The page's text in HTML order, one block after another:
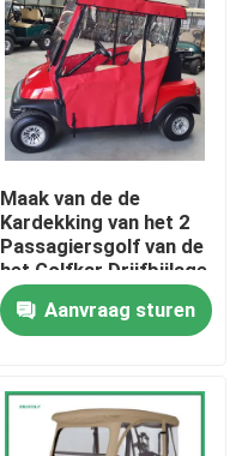
Maak van de de
Kardekking van het 2
Passagiersgolf van de
het Golfkar Drijfbijlage
2 Seater waterdicht
Aanvraag sturen